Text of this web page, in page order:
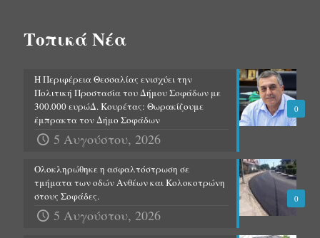
Τοπικά Νέα
0
Η Περιφέρεια Θεσσαλίας ενισχύει την
Πολιτική Προστασία του Δήμου Σοφάδων με
300.000 ευρώΔ. Κουρέτας: Θωρακίζουμε
έμπρακτα τον Δήμο Σοφάδων
5 Αυγούστου, 2026
0
Ολοκληρώθηκε η ασφαλτόστρωση σε
τμήματα των οδών Ανθέων και Κολοκοτρώνη
στους Σοφάδες.
5 Αυγούστου, 2026